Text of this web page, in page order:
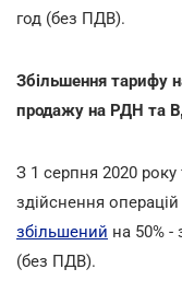
год (без ПДВ).
Збільшення тарифу
продажу на РДН та
З 1 серпня 2020
здійснення
збільшений на 50% -
(без ПДВ).